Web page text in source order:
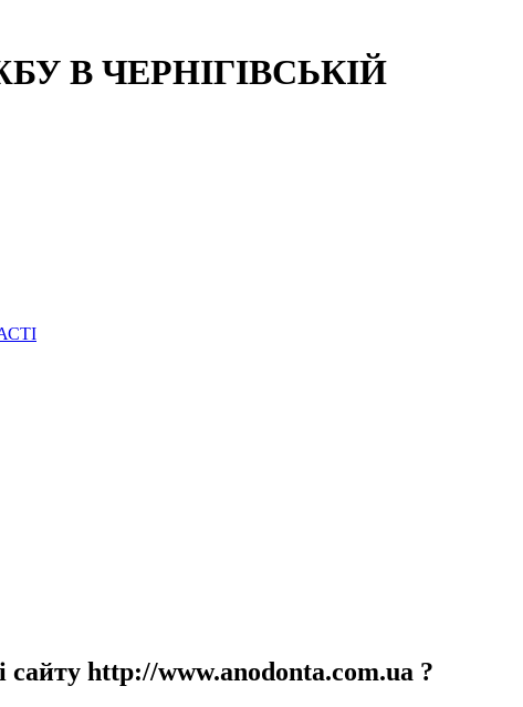
В ЧЕРНІГІВСЬКІЙ
сайту http://www.anodonta.com.ua ?